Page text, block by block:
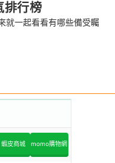
排行榜
就一起看看有哪些備受矚
蝦皮商城 momo購物網